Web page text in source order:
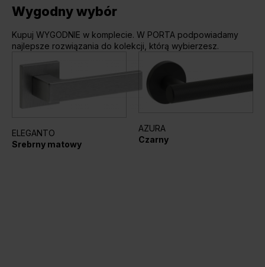
Wygodny wybór
Kupuj WYGODNIE w komplecie. W PORTA podpowiadamy
najlepsze rozwiązania do kolekcji, którą wybierzesz.
ELEGANTO
Srebrny matowy
AZURA
Czarny